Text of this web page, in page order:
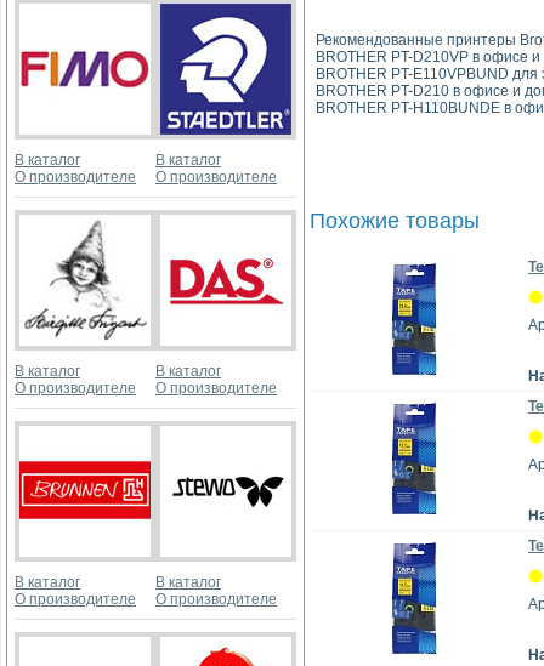
В каталог
О производителе
В каталог
О производителе
В каталог
О производителе
В каталог
О производителе
В каталог
О производителе
В каталог
О производителе
Рекомендованные принтеры
BROTHER PT-D210VP в офисе
BROTHER PT-E110VPBUND для
BROTHER PT-D210 в офисе и
BROTHER PT-H110BUNDE в
Похожие товары